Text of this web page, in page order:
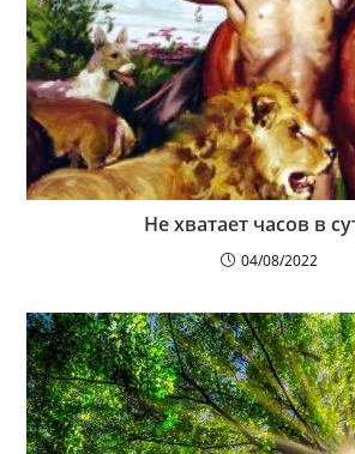
Не хватает часов в
04/08/2022